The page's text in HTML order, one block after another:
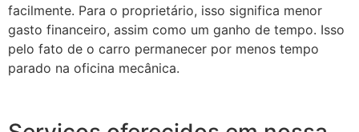
facilmente. Para o proprietário, isso significa menor
gasto financeiro, assim como um ganho de tempo. Isso
pelo fato de o carro permanecer por menos tempo
parado na oficina mecânica.